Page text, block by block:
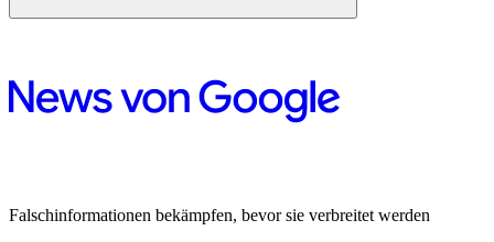
Falschinformationen bekämpfen, bevor sie verbreitet werden